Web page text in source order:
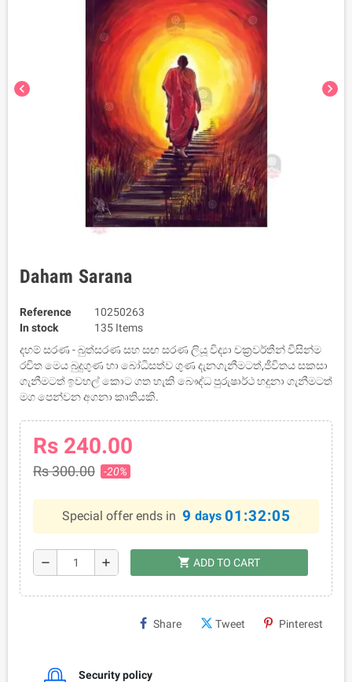
chevron_left chevron_right
Daham Sarana
Reference
10250263
In stock
135 Items
දහම් සරණ - බුත්සරණ සහ සඟ සරණ ලියූ විද්‍යා චක්‍රවර්තීන් විසින්ම
රචිත මෙය බුදුගුණ හා බෝධිසත්ව ගුණ දැනගැනීමටත්,ජීවිතය සකසා
ගැනීමටත් ඉවහල් කොට ගත හැකි බෞද්ධ පුරුෂාර්ථ හදුනා ගැනීමටත්
මග පෙන්වන අගනා කෘතියකි.
Rs 240.00
Rs 300.00 -20%
Special offer ends in 9 days 01:32:05
remove add shopping_cart ADD TO CART
Share Tweet Pinterest
Security policy